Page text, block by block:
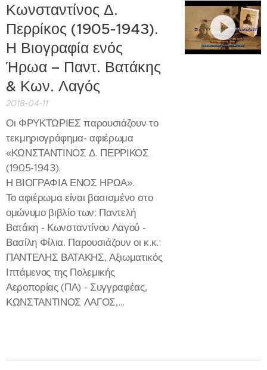
Κωνσταντίνος Δ.
Περρίκος (1905-1943).
Η Βιογραφία ενός
Ήρωα – Παντ. Βατάκης
& Κων. Λαγός
2018-04-11
Οι ΦΡΥΚΤΩΡΙΕΣ παρουσιάζουν το
τεκμηριογράφημα- αφιέρωμα
«ΚΩΝΣΤΑΝΤΙΝΟΣ Δ. ΠΕΡΡΙΚΟΣ
(1905-1943).
Η ΒΙΟΓΡΑΦΙΑ ΕΝΟΣ ΗΡΩΑ».
Το αφιέρωμα είναι βασισμένο στο
ομώνυμο βιβλίο των: Παντελή
Βατάκη - Κωνσταντίνου Λαγού -
Βασίλη Φίλια. Παρουσιάζουν οι κ.κ.:
ΠΑΝΤΕΛΗΣ ΒΑΤΑΚΗΣ, Αξιωματικός
Ιπτάμενος της Πολεμικής
Αεροπορίας (ΠΑ) - Συγγραφέας,
ΚΩΝΣΤΑΝΤΙΝΟΣ ΛΑΓΟΣ,...